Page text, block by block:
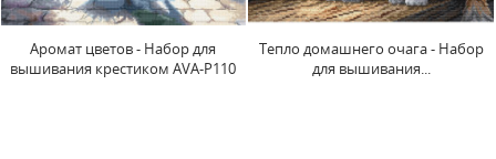
Тепло домашнего очага - Набор
для вышивания...
Загадочная бутылка - набор для
вышивания крестиком...